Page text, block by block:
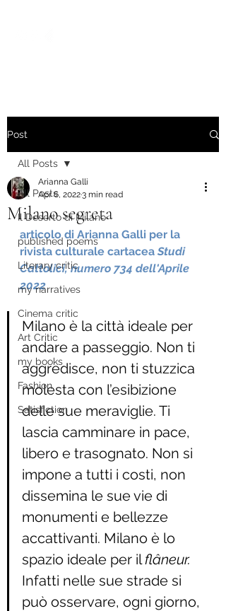
Post
All Posts
Il Deserto di Milano
published poems
Literary critic
my narratives
Cinema critic
Art Critic
my books
Fashion
Satisfiction
All Posts
Milano segreta
Arianna Galli
Apr 6, 20223 min read
articolo di Arianna Galli per la
rivista culturale cartacea Studi
Cattolici, numero 734 dell'Aprile
2022
Milano è la città ideale per
andare a passeggio. Non ti
aggredisce, non ti stuzzica
molesta con l’esibizione
delle sue meraviglie. Ti
lascia camminare in pace,
libero e trasognato. Non si
impone a tutti i costi, non
dissemina le sue vie di
monumenti e bellezze
accattivanti. Milano è lo
spazio ideale per il flâneur.
Infatti nelle sue strade si
può osservare, ogni giorno,